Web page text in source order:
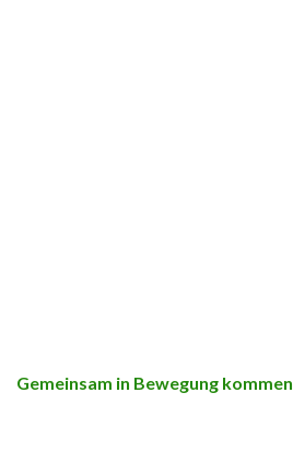
Gemeinsam in Bewegung kommen